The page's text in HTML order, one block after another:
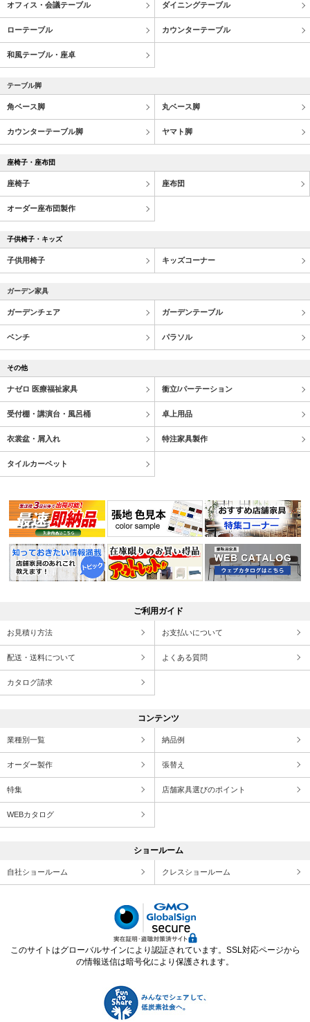
オフィス・会議テーブル ダイニングテーブル
ローテーブル カウンターテーブル
和風テーブル・座卓
テーブル脚
角ベース脚 丸ベース脚
カウンターテーブル脚 ヤマト脚
座椅子・座布団
座椅子 座布団
オーダー座布団製作
子供椅子・キッズ
子供用椅子 キッズコーナー
ガーデン家具
ガーデンチェア ガーデンテーブル
ベンチ パラソル
その他
ナゼロ 医療福祉家具 衝立/パーテーション
受付棚・講演台・風呂桶 卓上用品
衣裳盆・屑入れ 特注家具製作
タイルカーペット
ご利用ガイド
お見積り方法 お支払いについて
配送・送料について よくある質問
カタログ請求
コンテンツ
業種別一覧 納品例
オーダー製作 張替え
特集 店舗家具選びのポイント
WEBカタログ
ショールーム
自社ショールーム クレスショールーム
このサイトはグローバルサインにより認証されています。SSL対応ページから
の情報送信は暗号化により保護されます。